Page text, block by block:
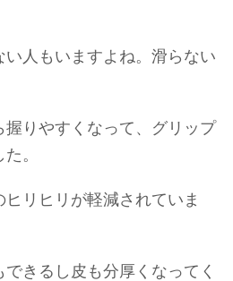
人もいますよね。滑らない
りやすくなって、グリップ
。
リヒリが軽減されていま
きるし皮も分厚くなってく